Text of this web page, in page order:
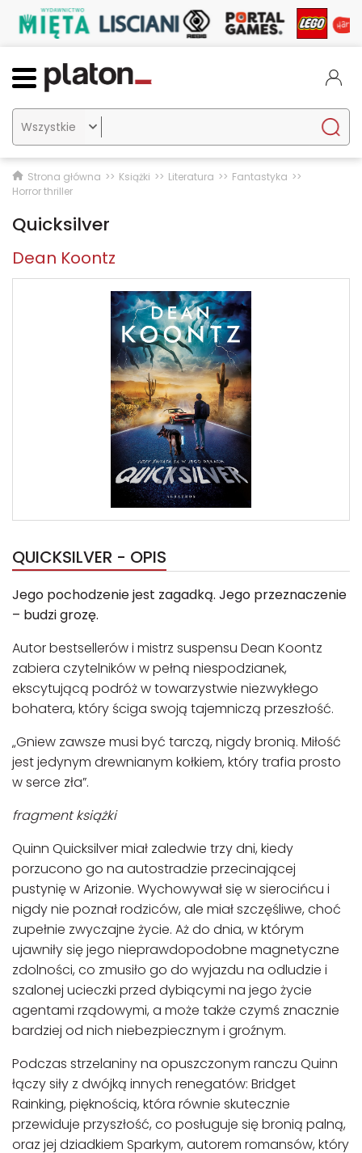

Strona główna Książki Literatura
Fantastyka
Horror thriller
Quicksilver
Dean Koontz
QUICKSILVER - OPIS
Jego pochodzenie jest zagadką. Jego przeznaczenie
– budzi grozę.
Autor bestsellerów i mistrz suspensu Dean Koontz
zabiera czytelników w pełną niespodzianek,
ekscytującą podróż w towarzystwie niezwykłego
bohatera, który ściga swoją tajemniczą przeszłość.
„Gniew zawsze musi być tarczą, nigdy bronią. Miłość
jest jedynym drewnianym kołkiem, który trafia prosto
w serce zła”.
fragment książki
Quinn Quicksilver miał zaledwie trzy dni, kiedy
porzucono go na autostradzie przecinającej
pustynię w Arizonie. Wychowywał się w sierocińcu i
nigdy nie poznał rodziców, ale miał szczęśliwe, choć
zupełnie zwyczajne życie. Aż do dnia, w którym
ujawniły się jego nieprawdopodobne magnetyczne
zdolności, co zmusiło go do wyjazdu na odludzie i
szalonej ucieczki przed dybiącymi na jego życie
agentami rządowymi, a może także czymś znacznie
bardziej od nich niebezpiecznym i groźnym.
Podczas strzelaniny na opuszczonym ranczu Quinn
łączy siły z dwójką innych renegatów: Bridget
Rainking, pięknością, która równie skutecznie
przewiduje przyszłość, co posługuje się bronią palną,
oraz jej dziadkiem Sparkym, autorem romansów, który